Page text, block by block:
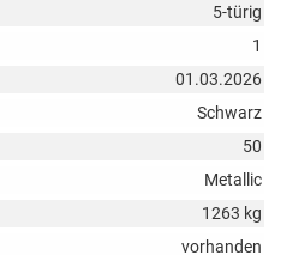
5-türig
1
01.03.2026
Schwarz
50
Metallic
1263 kg
vorhanden